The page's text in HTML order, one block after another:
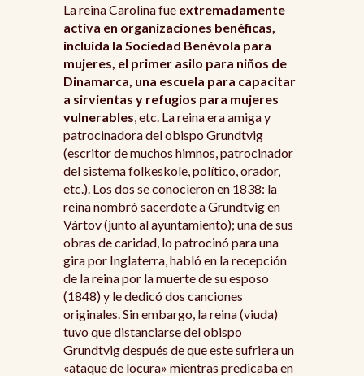
La reina Carolina fue extremadamente
activa en organizaciones benéficas,
incluida la Sociedad Benévola para
mujeres, el primer asilo para niños de
Dinamarca, una escuela para capacitar
a sirvientas y refugios para mujeres
vulnerables , etc. La reina era amiga y
patrocinadora del obispo Grundtvig
(escritor de muchos himnos, patrocinador
del sistema folkeskole, político, orador,
etc.). Los dos se conocieron en 1838: la
reina nombró sacerdote a Grundtvig en
Vártov (junto al ayuntamiento); una de sus
obras de caridad, lo patrocinó para una
gira por Inglaterra, habló en la recepción
de la reina por la muerte de su esposo
(1848) y le dedicó dos canciones
originales. Sin embargo, la reina (viuda)
tuvo que distanciarse del obispo
Grundtvig después de que este sufriera un
«ataque de locura» mientras predicaba en